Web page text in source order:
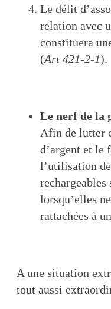
Le délit
relation avec
constituera
(Art 421-2-1).
Le nerf de la
Afin de lutter
d’argent et le
l’utilisation
lorsqu’elles
rattachées à
A une situation
tout aussi